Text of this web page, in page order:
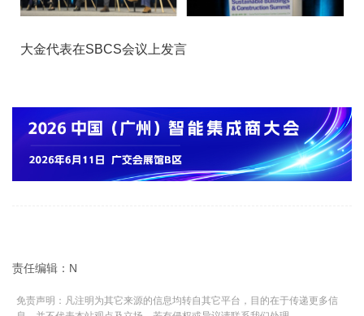
大金代表在SBCS会议上发言
责任编辑：N
免责声明：凡注明为其它来源的信息均转自其它平台，目的在于传递更多信